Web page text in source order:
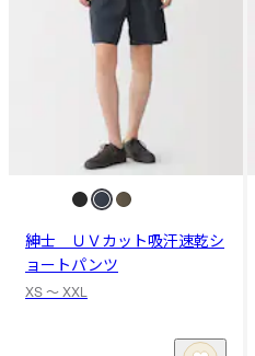
紳士 ＵＶカット吸汗速乾シ
ョートパンツ
XS 〜 XXL